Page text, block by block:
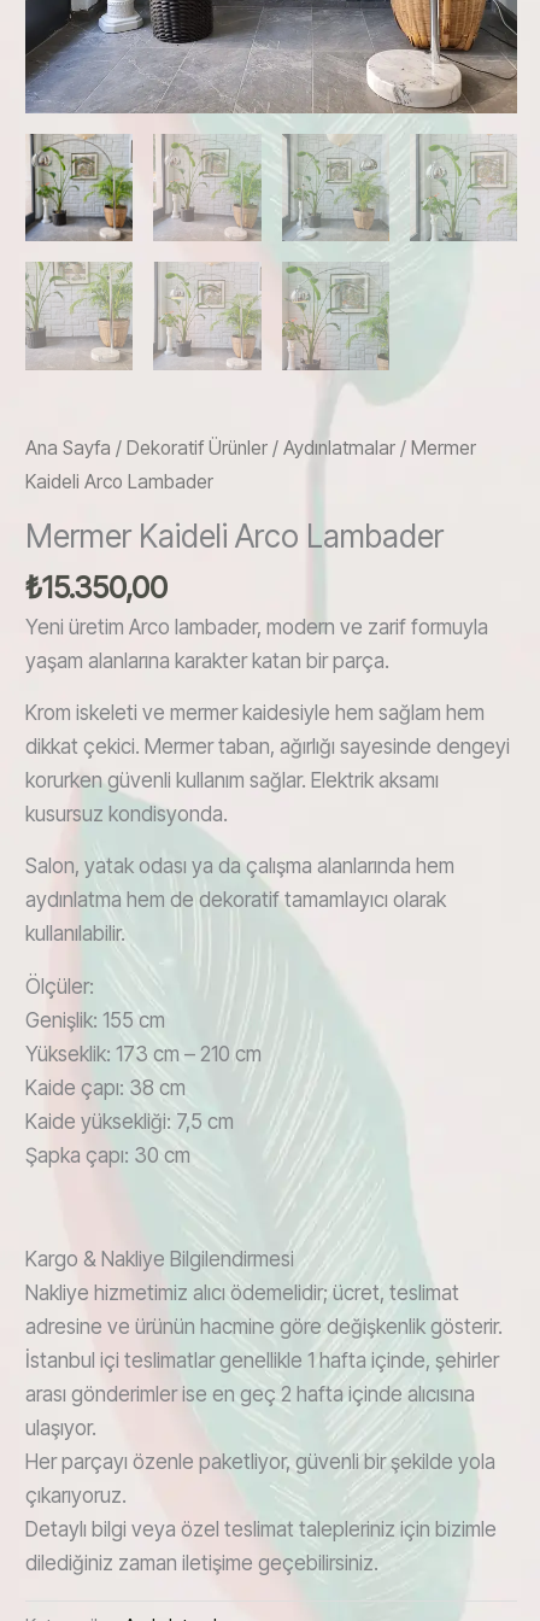
Ana Sayfa / Dekoratif Ürünler / Aydınlatmalar / Mermer
Kaideli Arco Lambader
Mermer Kaideli Arco Lambader
₺15.350,00
Yeni üretim Arco lambader, modern ve zarif formuyla
yaşam alanlarına karakter katan bir parça.
Krom iskeleti ve mermer kaidesiyle hem sağlam hem
dikkat çekici. Mermer taban, ağırlığı sayesinde dengeyi
korurken güvenli kullanım sağlar. Elektrik aksamı
kusursuz kondisyonda.
Salon, yatak odası ya da çalışma alanlarında hem
aydınlatma hem de dekoratif tamamlayıcı olarak
kullanılabilir.
Ölçüler:
Genişlik: 155 cm
Yükseklik: 173 cm – 210 cm
Kaide çapı: 38 cm
Kaide yüksekliği: 7,5 cm
Şapka çapı: 30 cm
Kargo & Nakliye Bilgilendirmesi
Nakliye hizmetimiz alıcı ödemelidir; ücret, teslimat
adresine ve ürünün hacmine göre değişkenlik gösterir.
İstanbul içi teslimatlar genellikle 1 hafta içinde, şehirler
arası gönderimler ise en geç 2 hafta içinde alıcısına
ulaşıyor.
Her parçayı özenle paketliyor, güvenli bir şekilde yola
çıkarıyoruz.
Detaylı bilgi veya özel teslimat talepleriniz için bizimle
dilediğiniz zaman iletişime geçebilirsiniz.